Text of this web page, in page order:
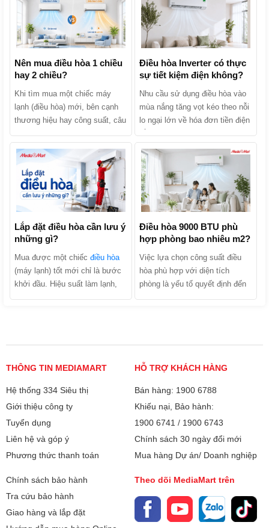
Nên mua điều hòa 1 chiều
hay 2 chiều?
Khi tìm mua một chiếc máy
lạnh (điều hòa) mới, bên cạnh
thương hiệu hay công suất, câu
điều hòa 1 chiều hay 2 chiều?
Hai dòng máy này thực chất
khác nhau như thế nào và đâu
là lựa chọn kinh tế, phù hợp
nhất với gia đình bạn? Hãy
cùng MediaMart phân biệt chi
tiết 2 dòng sản phẩm này để tìm
ra câu trả lời nhé!
Điều hòa Inverter có thực
sự tiết kiệm điện không?
Nhu cầu sử dụng điều hòa vào
mùa nắng tăng vọt kéo theo nỗi
lo ngại lớn về hóa đơn tiền điện
nghe các lời quảng cáo: “Điều
hòa Inverter tiết kiệm điện lên
tới 30% - 70%”. Liệu điều hòa
Inverter có thực sự tiết kiệm
điện không hay đó chỉ là chiêu
trò marketing của nhà sản xuất?
Cùng MediaMart khám phá cơ
chế hoạt động, phân tích ưu
nhược điểm và tìm ra câu trả
lời chính xác nhất trong bài viết
Lắp đặt điều hòa cần lưu ý
những gì?
Mua được một chiếc điều hòa
(máy lạnh) tốt mới chỉ là bước
khởi đầu. Hiệu suất làm lạnh,
lắp xong đã chảy nước, làm
thuật. Vậy lắp đặt điều hòa cần
lưu ý những gì? Hãy cùng điểm
các sai lầm đắt giá mà bạn cần
đặc biệt giám sát khi thợ thi
công tại nhà.
Điều hòa 9000 BTU phù
hợp phòng bao nhiêu m2?
Việc lựa chọn công suất điều
hòa phù hợp với diện tích
phòng là yếu tố quyết định đến
tâm lớn từ người tiêu dùng, đặc
vừa và nhỏ. Vậy điều hòa 9000
BTU dùng cho phòng bao nhiêu
chính xác nhằm tối ưu hóa chi
phí đầu tư và hóa đơn tiền điện
THÔNG TIN MEDIAMART
Hệ thống 334 Siêu thị
Giới thiệu công ty
Tuyển dụng
Liên hệ và góp ý
Phương thức thanh toán
HỖ TRỢ KHÁCH HÀNG
Bán hàng: 1900 6788
Khiếu nại, Bảo hành:
1900 6741 / 1900 6743
Chính sách 30 ngày đổi mới
Mua hàng Dự án/ Doanh nghiệp
Chính sách bảo hành
Tra cứu bảo hành
Giao hàng và lắp đặt
Theo dõi MediaMart trên